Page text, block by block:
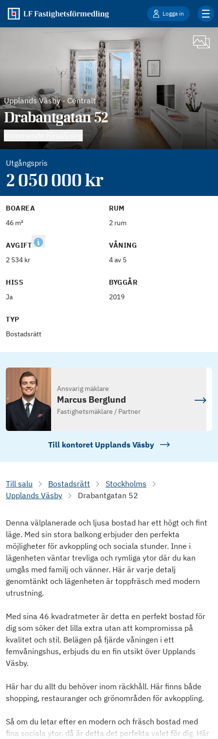
Logga in
Upplands Väsby-Centralt
Drabantgatan 52
Utgångspris
2 050 000kr
BOAREA
46 m²
RUM
2 rum
AVGIFT
2 534 kr
VÅNING
4 av 5
HISS
Ja
BYGGÅR
2019
TYP
Bostadsrätt
Ansvarig mäklare
Marcus Berglund
Fastighetsmäklare / Partner
Till kontoret Upplands Väsby
Till salu Bostadsrätt
Stockholms
Upplands Väsby
Drabantgatan 52
Denna välplanerade och ljusa bostad har ett högt och fint
läge. Med sin stora balkong erbjuder den perfekta
möjligheter för avkoppling och sociala stunder. Inne i
lägenheten väntar trevliga och rymliga ytor där du kan
umgås med familj och vänner. Här är varje detalj
genomtänkt och lägenheten är toppfräsch med modern
utrustning.
Med sina 46 kvadratmeter är detta en perfekt bostad för
dig som söker det lilla extra utan att kompromissa på
kvalitet och stil. Belägen på fjärde våningen i ett
femvåningshus, erbjuds du en fin utsikt över Upplands
Väsby.
Här har du allt du behöver inom räckhåll. Här finns både
shopping, restauranger och grönområden för avkoppling.
Så om du letar efter en modern och fräsch bostad med
fina sociala ytor, då är detta det perfekta valet för dig. Här